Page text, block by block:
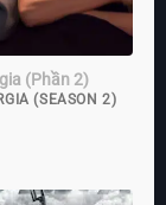
(Phần 2)
(SEASON 2)